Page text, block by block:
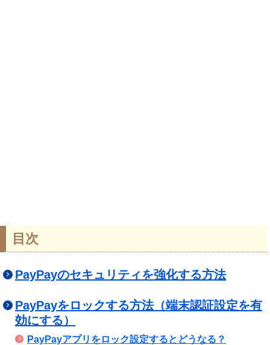
目次
PayPayのセキュリティを強化する方法
PayPayをロックする方法（端末認証設定を有
効にする）
PayPayアプリをロック設定するとどうなる？